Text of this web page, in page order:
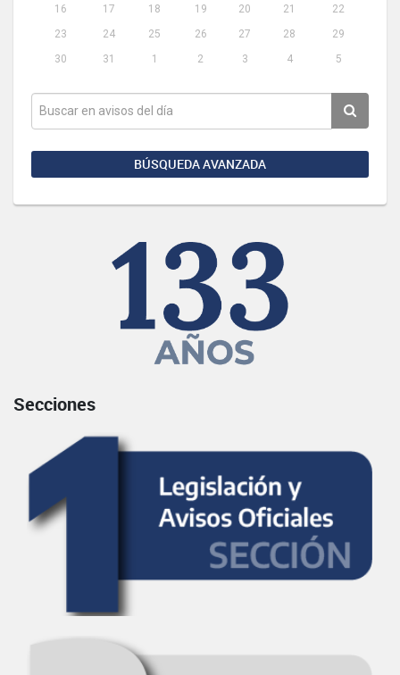
16
17 18 19 20 21
22
23
24 25 26 27 28
29
30
31 1 2 3 4 5
BÚSQUEDA AVANZADA
Secciones